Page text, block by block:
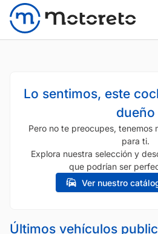
Lo sentimos, este
dueño
Pero no te preocupes, tenemos
para ti.
Explora nuestra selección y
que podrían ser
Ver nuestro
Últimos vehículos